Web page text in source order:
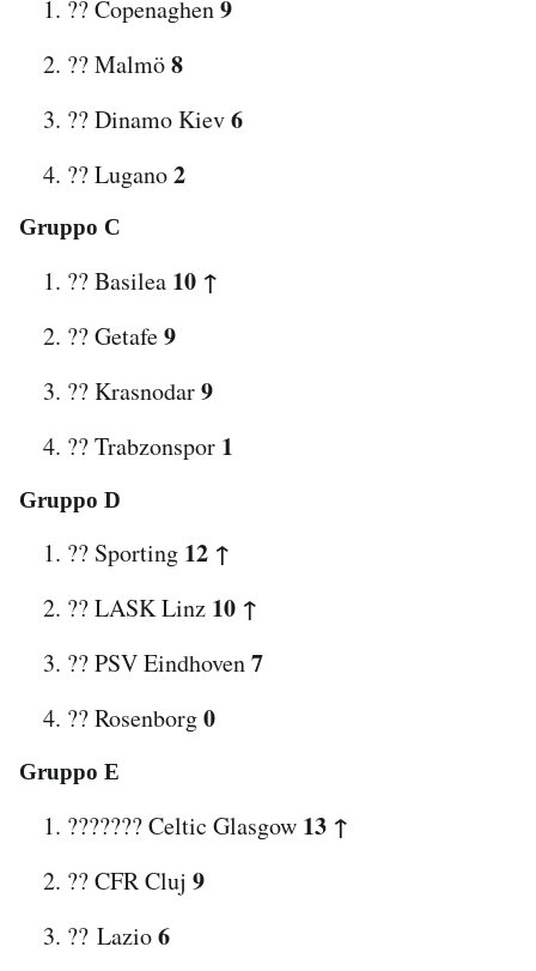
?? Copenaghen9
?? Malmö8
?? Dinamo Kiev6
?? Lugano2
Gruppo C
?? Basilea 10 ↑
?? Getafe9
?? Krasnodar9
?? Trabzonspor 1
Gruppo D
?? Sporting 12 ↑
?? LASK Linz 10 ↑
?? PSV Eindhoven7
?? Rosenborg0
Gruppo E
??????? Celtic Glasgow 13 ↑
?? CFR Cluj 9
?? Lazio6